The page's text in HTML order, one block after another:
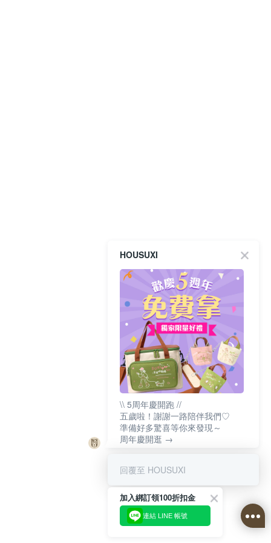
HOUSUXI
\\ 5周年慶開跑 //
五歲啦！謝謝一路陪伴我們♡
準備好多驚喜等你來發現～
周年慶開逛 →
回覆至 HOUSUXI
加入綁訂領100折扣金
連結 LINE 帳號